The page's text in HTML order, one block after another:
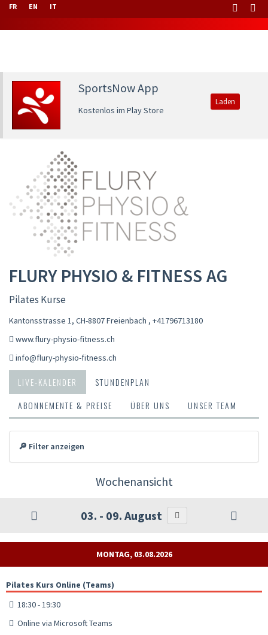
FR EN IT
SportsNow App
Kostenlos im Play Store
Laden
FLURY PHYSIO & FITNESS AG
Pilates Kurse
Kantonsstrasse 1, CH-8807 Freienbach , +41796713180
www.flury-physio-fitness.ch
info@flury-physio-fitness.ch
LIVE-KALENDER
STUNDENPLAN
ABONNEMENTE & PREISE
ÜBER UNS UNSER TEAM
🔎 Filter anzeigen
Wochenansicht
03. - 09. August
MONTAG, 03.08.2026
Pilates Kurs Online (Teams)
18:30 - 19:30
Online via Microsoft Teams